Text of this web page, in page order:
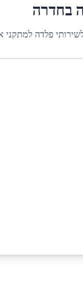
בחדרה
פלדה למתקני